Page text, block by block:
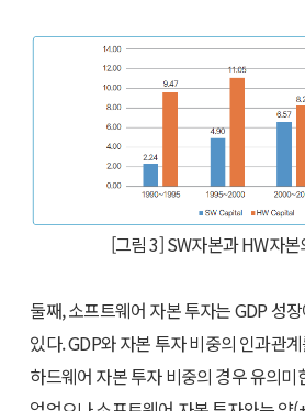
[그림 3] SW자본과 HW자
둘째, 소프트웨어 자본 투자는 GDP 성
있다. GDP와 자본 투자 비중의 인과관
하드웨어 자본 투자 비중의 경우 유의미